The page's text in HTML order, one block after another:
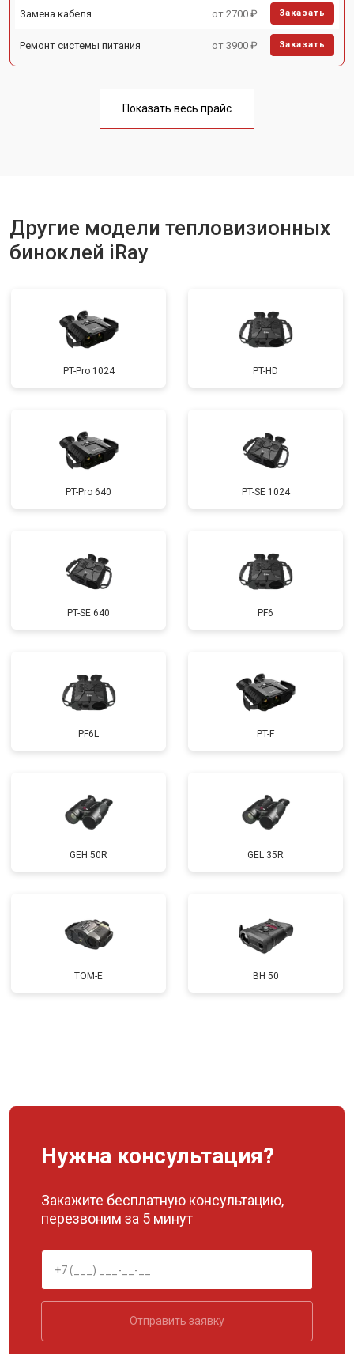
Замена кабеля от 2700 ₽ Заказать
Ремонт системы питания от 3900 ₽ Заказать
Показать весь прайс
Другие модели тепловизионных
биноклей iRay
PT-Pro 1024 PT-HD
PT-Pro 640 PT-SE 1024
PT-SE 640 PF6
PF6L PT-F
GEH 50R GEL 35R
TOM-E BH 50
Нужна консультация?
Закажите бесплатную консультацию,
перезвоним за 5 минут
Отправить заявку